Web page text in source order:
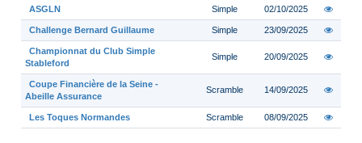
ASGLN Simple 02/10/2025
Challenge Bernard Guillaume Simple 23/09/2025
Championnat du Club Simple
Stableford
Simple 20/09/2025
Coupe Financière de la Seine -
Abeille Assurance
Scramble 14/09/2025
Les Toques Normandes Scramble 08/09/2025